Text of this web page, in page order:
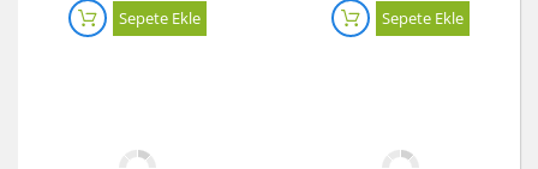
Sepete Ekle Sepete Ekle